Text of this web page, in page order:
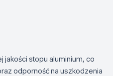
jakości stopu aluminium, co
odporność na uszkodzenia